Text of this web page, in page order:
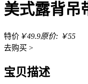
美式露背吊
特价 ￥49.9原价: ￥55
去购买 >
宝贝描述